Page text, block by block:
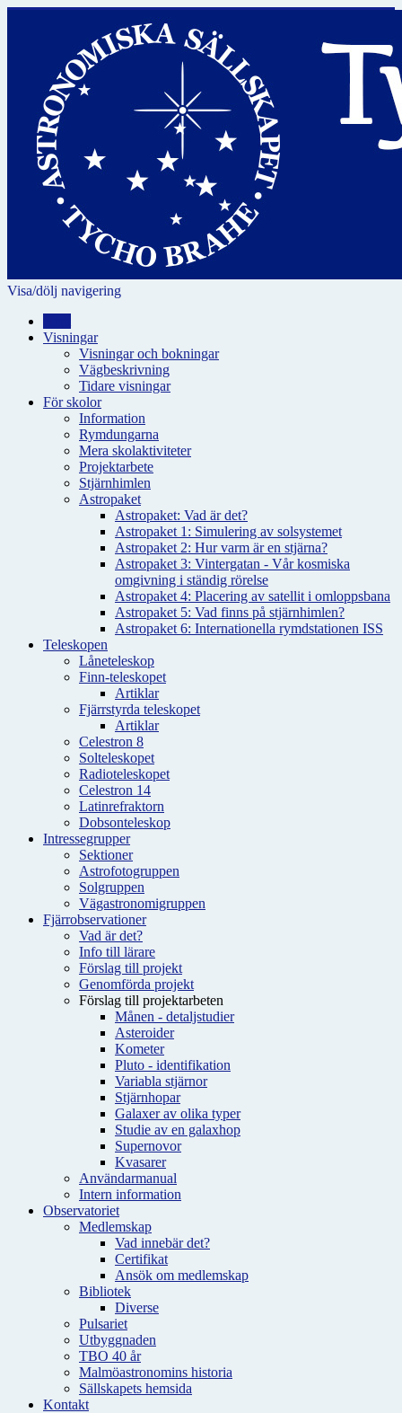
Visa/dölj navigering
Visningar
Visningar och bokningar
Vägbeskrivning
Tidare visningar
För skolor
Information
Rymdungarna
Mera skolaktiviteter
Projektarbete
Stjärnhimlen
Astropaket
Astropaket: Vad är det?
Astropaket 1: Simulering av solsystemet
Astropaket 2: Hur varm är en stjärna?
Astropaket 3: Vintergatan - Vår kosmiska
omgivning i ständig rörelse
Astropaket 4: Placering av satellit i omloppsbana
Astropaket 5: Vad finns på stjärnhimlen?
Astropaket 6: Internationella rymdstationen ISS
Teleskopen
Låneteleskop
Finn-teleskopet
Artiklar
Fjärrstyrda teleskopet
Artiklar
Celestron 8
Solteleskopet
Radioteleskopet
Celestron 14
Latinrefraktorn
Dobsonteleskop
Intressegrupper
Sektioner
Astrofotogruppen
Solgruppen
Vägastronomigruppen
Fjärrobservationer
Vad är det?
Info till lärare
Förslag till projekt
Genomförda projekt
Förslag till projektarbeten
Månen - detaljstudier
Asteroider
Kometer
Pluto - identifikation
Variabla stjärnor
Stjärnhopar
Galaxer av olika typer
Studie av en galaxhop
Supernovor
Kvasarer
Användarmanual
Intern information
Observatoriet
Medlemskap
Vad innebär det?
Certifikat
Ansök om medlemskap
Bibliotek
Diverse
Pulsariet
Utbyggnaden
TBO 40 år
Malmöastronomins historia
Sällskapets hemsida
Kontakt